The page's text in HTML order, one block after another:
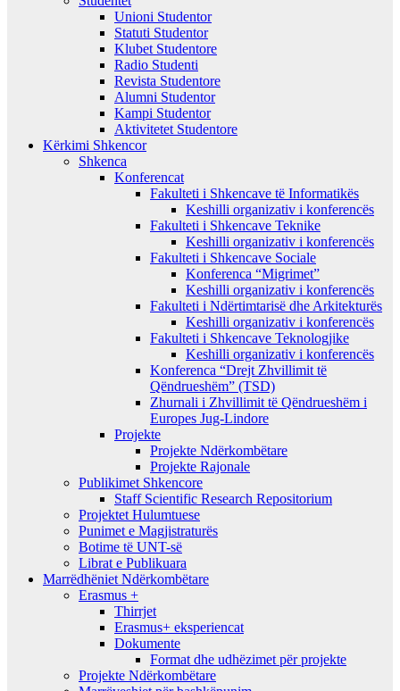
Unioni Studentor
Statuti Studentor
Klubet Studentore
Radio Studenti
Revista Studentore
Alumni Studentor
Kampi Studentor
Aktivitetet Studentore
Kërkimi Shkencor
Shkenca
Konferencat
Fakulteti i Shkencave të Informatikës
Keshilli organizativ i konferencës
Fakulteti i Shkencave Teknike
Keshilli organizativ i konferencës
Fakulteti i Shkencave Sociale
Konferenca “Migrimet”
Keshilli organizativ i konferencës
Fakulteti i Ndërtimtarisë dhe Arkitekturës
Keshilli organizativ i konferencës
Fakulteti i Shkencave Teknologjike
Keshilli organizativ i konferencës
Konferenca “Drejt Zhvillimit të
Qëndrueshëm” (TSD)
Zhurnali i Zhvillimit të Qëndrueshëm i
Europes Jug-Lindore
Projekte
Projekte Ndërkombëtare
Projekte Rajonale
Publikimet Shkencore
Staff Scientific Research Repositorium
Projektet Hulumtuese
Punimet e Magjistraturës
Botime të UNT-së
Librat e Publikuara
Marrëdhëniet Ndërkombëtare
Erasmus +
Thirrjet
Erasmus+ eksperiencat
Dokumente
Format dhe udhëzimet për projekte
Projekte Ndërkombëtare